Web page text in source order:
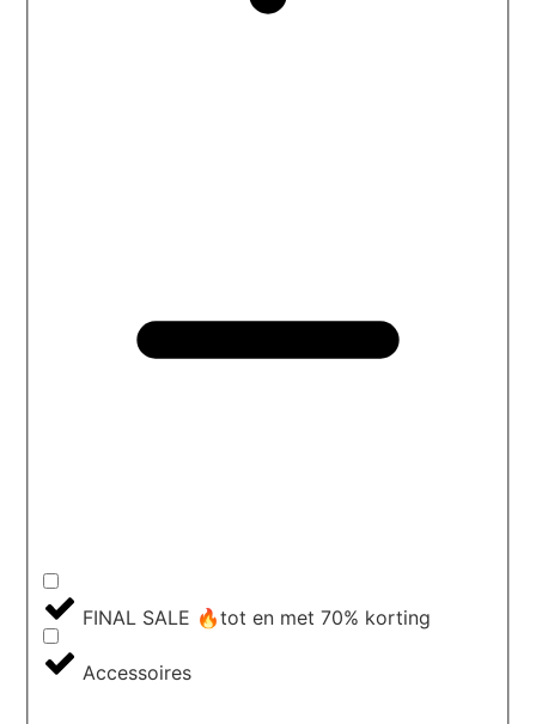
FINAL SALE 🔥tot en met 70% korting
Accessoires